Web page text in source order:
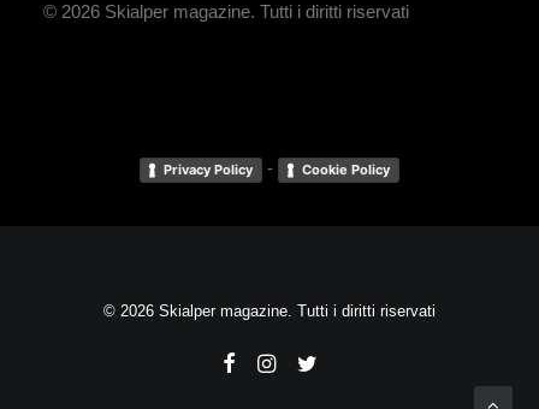
© 2026 Skialper magazine. Tutti i diritti riservati
Privacy Policy - Cookie Policy
© 2026 Skialper magazine. Tutti i diritti riservati